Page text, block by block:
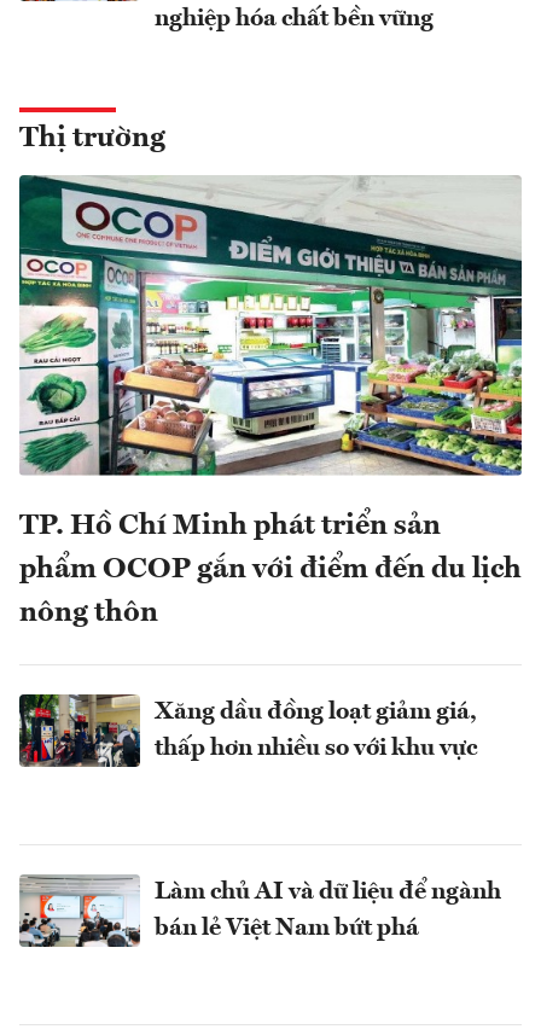
nghiệp hóa chất bền vững
Thị trường
TP. Hồ Chí Minh phát triển sản
phẩm OCOP gắn với điểm đến du lịch
nông thôn
Xăng dầu đồng loạt giảm giá,
thấp hơn nhiều so với khu vực
Làm chủ AI và dữ liệu để ngành
bán lẻ Việt Nam bứt phá